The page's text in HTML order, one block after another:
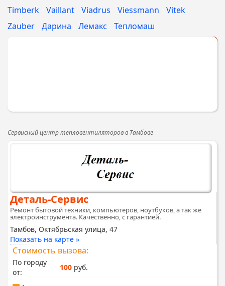
Timberk
Vaillant Viadrus Viessmann
Vitek
Zauber
Дарина Лемакс Тепломаш
Сервисный центр тепловентиляторов в Тамбове
Деталь-Сервис
Ремонт бытовой техники, компьютеров, ноутбуков, а так же
электроинструмента. Качественно, с гарантией.
Тамбов, Октябрьская улица, 47
Показать на карте »
Стоимость вызова:
По городу
от:
100 руб.